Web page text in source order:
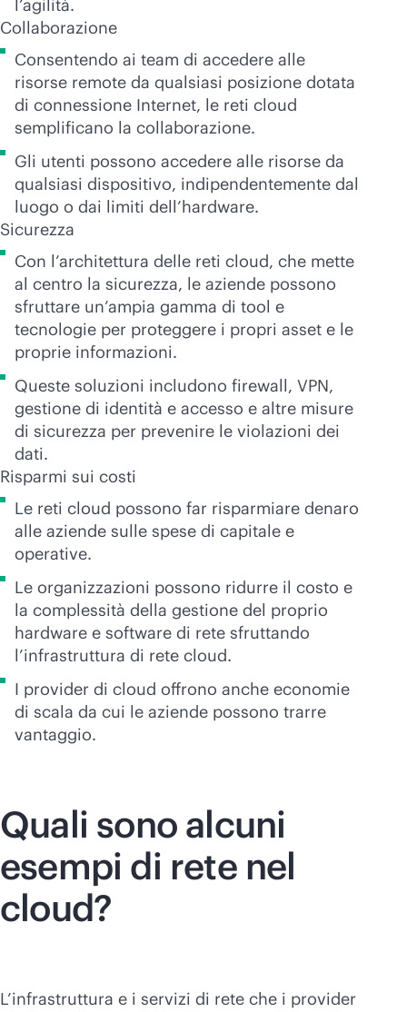
l’agilità.
Collaborazione
Consentendo ai team di accedere alle
risorse remote da qualsiasi posizione dotata
di connessione Internet, le reti cloud
semplificano la collaborazione.
Gli utenti possono accedere alle risorse da
qualsiasi dispositivo, indipendentemente dal
luogo o dai limiti dell’hardware.
Sicurezza
Con l’architettura delle reti cloud, che mette
al centro la sicurezza, le aziende possono
sfruttare un’ampia gamma di tool e
tecnologie per proteggere i propri asset e le
proprie informazioni.
Queste soluzioni includono firewall, VPN,
gestione di identità e accesso e altre misure
di sicurezza per prevenire le violazioni dei
dati.
Risparmi sui costi
Le reti cloud possono far risparmiare denaro
alle aziende sulle spese di capitale e
operative.
Le organizzazioni possono ridurre il costo e
la complessità della gestione del proprio
hardware e software di rete sfruttando
l’infrastruttura di rete cloud.
I provider di cloud offrono anche economie
di scala da cui le aziende possono trarre
vantaggio.
Quali sono alcuni
esempi di rete nel
cloud?
L’infrastruttura e i servizi di rete che i provider